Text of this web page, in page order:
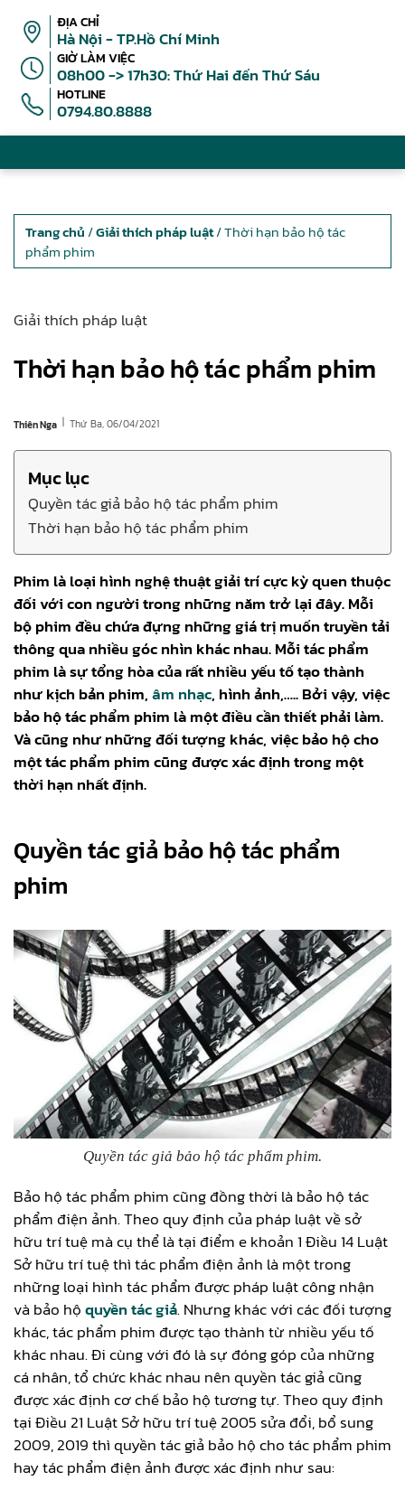
ĐỊA CHỈ
Hà Nội - TP.Hồ Chí Minh
GIỜ LÀM VIỆC
08h00 -> 17h30: Thứ Hai đến Thứ Sáu
HOTLINE
0794.80.8888
Trang chủ /Giải thích pháp luật/ Thời hạn bảo hộ tác
phẩm phim
Giải thích pháp luật
Thời hạn bảo hộ tác phẩm phim
Thiên Nga | Thứ Ba, 06/04/2021
Mục lục
Quyền tác giả bảo hộ tác phẩm phim
Thời hạn bảo hộ tác phẩm phim
Phim là loại hình nghệ thuật giải trí cực kỳ quen thuộc
đối với con người trong những năm trở lại đây. Mỗi
bộ phim đều chứa đựng những giá trị muốn truyền tải
thông qua nhiều góc nhìn khác nhau. Mỗi tác phẩm
phim là sự tổng hòa của rất nhiều yếu tố tạo thành
như kịch bản phim,âm nhạc, hình ảnh,….. Bởi vậy, việc
bảo hộ tác phẩm phim là một điều cần thiết phải làm.
Và cũng như những đối tượng khác, việc bảo hộ cho
một tác phẩm phim cũng được xác định trong một
thời hạn nhất định.
Quyền tác giả bảo hộ tác phẩm
phim
Quyền tác giả bảo hộ tác phẩm phim.
Bảo hộ tác phẩm phim cũng đồng thời là bảo hộ tác
phẩm điện ảnh. Theo quy định của pháp luật về sở
hữu trí tuệ mà cụ thể là tại điểm e khoản 1 Điều 14 Luật
Sở hữu trí tuệ thì tác phẩm điện ảnh là một trong
những loại hình tác phẩm được pháp luật công nhận
và bảo hộquyền tác giả. Nhưng khác với các đối tượng
khác, tác phẩm phim được tạo thành từ nhiều yếu tố
khác nhau. Đi cùng với đó là sự đóng góp của những
cá nhân, tổ chức khác nhau nên quyền tác giả cũng
được xác định cơ chế bảo hộ tương tự. Theo quy định
tại Điều 21 Luật Sở hữu trí tuệ 2005 sửa đổi, bổ sung
2009, 2019 thì quyền tác giả bảo hộ cho tác phẩm phim
hay tác phẩm điện ảnh được xác định như sau: